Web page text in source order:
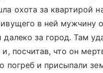
охота за квартирой
в ней мужчину
далеко за город. Там
и, посчитав, что он
погреб и присыпали